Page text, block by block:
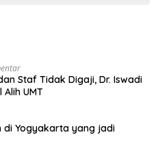
Staf Tidak Digaji, Dr. Iswadi
UMT
di Yogyakarta yang jadi